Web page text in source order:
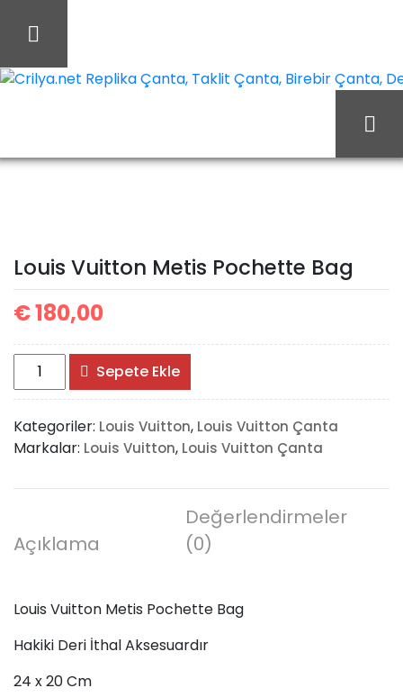
Pochette Bag
Louis Vuitton Metis Pochette Bag
€180,00
Louis
Vuitton
Metis
Pochette
Bag
Sepete Ekle
Kategoriler: Louis Vuitton, Louis Vuitton Çanta
Markalar: Louis Vuitton, Louis Vuitton Çanta
Açıklama
Değerlendirmeler
(0)
Louis Vuitton Metis Pochette Bag
Hakiki Deri İthal Aksesuardır
24 x 20 Cm